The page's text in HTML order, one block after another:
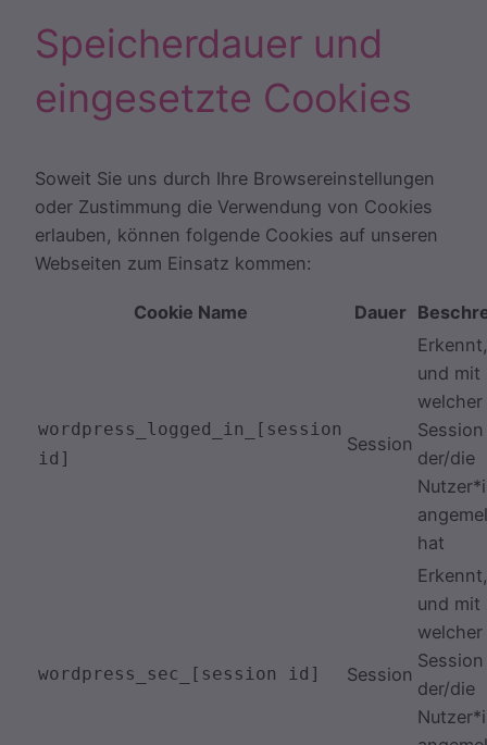
Speicherdauer und
eingesetzte Cookies
Soweit Sie uns durch Ihre Browsereinstellungen
oder Zustimmung die Verwendung von Cookies
erlauben, können folgende Cookies auf unseren
Webseiten zum Einsatz kommen:
Cookie Name Dauer
wordpress_logged_in_[session
id]
Session
und mit
welcher
der/die
hat
wordpress_sec_[session id] Session
und mit
welcher
der/die